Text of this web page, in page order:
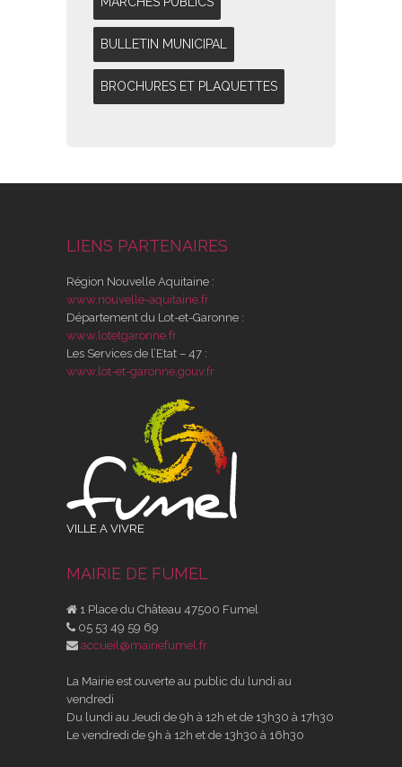
BULLETIN MUNICIPAL
BROCHURES ET PLAQUETTES
LIENS PARTENAIRES
Région Nouvelle Aquitaine :
www.nouvelle-aquitaine.fr
Département du Lot-et-Garonne :
www.lotetgaronne.fr
Les Services de l’Etat – 47 :
www.lot-et-garonne.gouv.fr
VILLE A VIVRE
MAIRIE DE FUMEL
1 Place du Château 47500 Fumel
05 53 49 59 69
accueil@mairiefumel.fr
La Mairie est ouverte au public du lundi au
vendredi
Du lundi au Jeudi de 9h à 12h et de 13h30 à 17h30
Le vendredi de 9h à 12h et de 13h30 à 16h30